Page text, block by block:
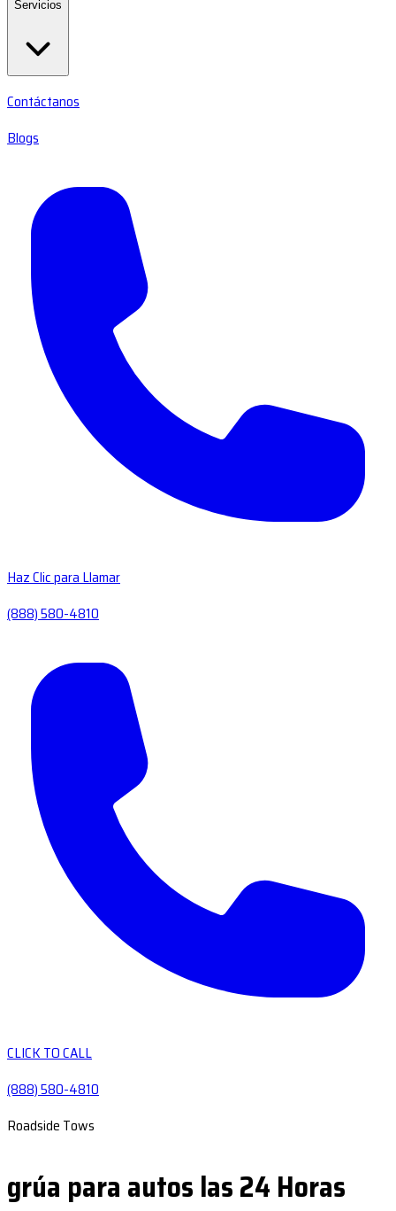
Servicios
Contáctanos
Blogs
Haz Clic para Llamar
(888) 580-4810
CLICK TO CALL
(888) 580-4810
Roadside Tows
grúa para autos las 24 Horas